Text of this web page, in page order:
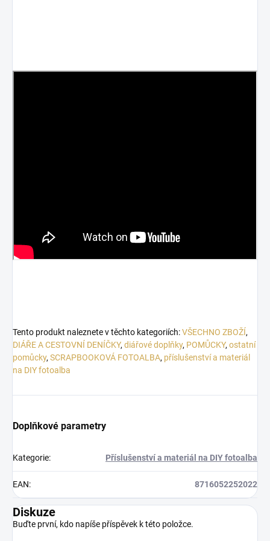
Tento produkt naleznete v těchto kategoriích:VŠECHNO ZBOŽÍ,
DIÁŘE A CESTOVNÍ DENÍČKY, diářové doplňky, POMŮCKY, ostatní
pomůcky, SCRAPBOOKOVÁ FOTOALBA, příslušenství a materiál
na DIY fotoalba
Doplňkové parametry
Kategorie: Příslušenství a materiál na DIY fotoalba
EAN: 8716052252022
Diskuze
Buďte první, kdo napíše příspěvek k této položce.